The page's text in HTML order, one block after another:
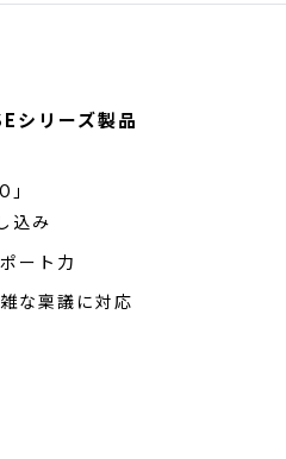
シリーズ製品
込み
ート力
な稟議に対応